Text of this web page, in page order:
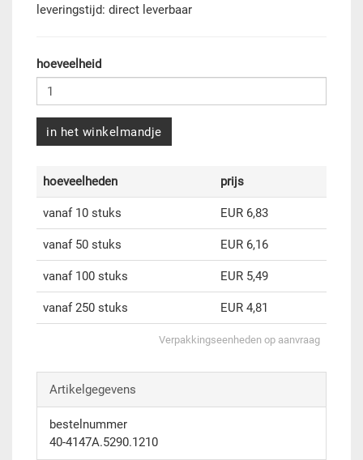
leveringstijd: direct leverbaar
hoeveelheid
in het winkelmandje
hoeveelheden prijs
vanaf 10 stuks EUR 6,83
vanaf 50 stuks EUR 6,16
vanaf 100 stuks EUR 5,49
vanaf 250 stuks EUR 4,81
Verpakkingseenheden op aanvraag
Artikelgegevens
bestelnummer
40-4147A.5290.1210